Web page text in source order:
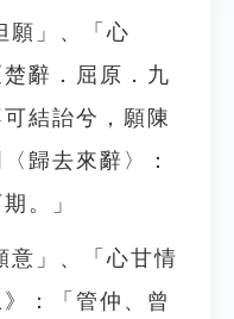
願」、「心
辭．屈原．九
結詒兮，願陳
歸去來辭〉：
。」
意」、「心甘情
：「管仲、曾